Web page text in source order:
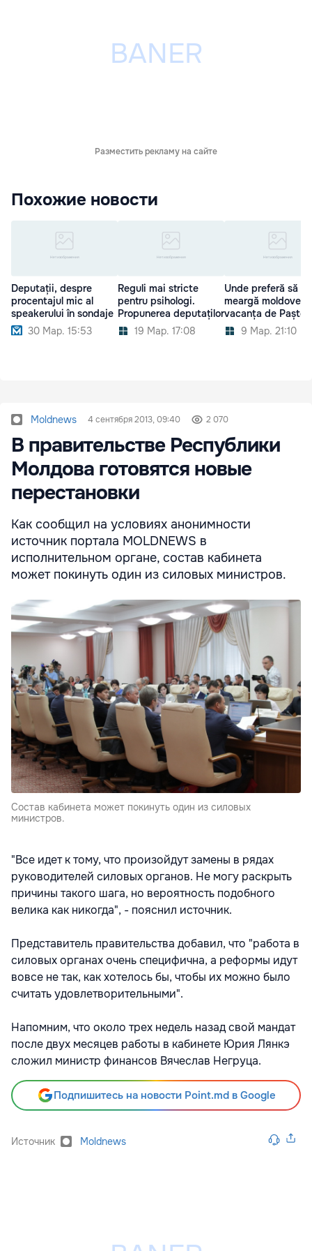
Разместить рекламу на сайте
Похожие новости
Deputații, despre
procentajul mic al
speakerului în sondaje
30 Мар. 15:53
Reguli mai stricte
pentru psihologi.
Propunerea deputaților
19 Мар. 17:08
Unde preferă să
meargă
vacanța de Paște
9 Мар. 21:10
Moldnews 4 сентября 2013, 09:40 2 070
В правительстве Республики
Молдова готовятся новые
перестановки
Как сообщил на условиях анонимности
источник портала MOLDNEWS в
исполнительном органе, состав кабинета
может покинуть один из силовых министров.
Состав кабинета может покинуть один из силовых
министров.
"Все идет к тому, что произойдут замены в рядах
руководителей силовых органов. Не могу раскрыть
причины такого шага, но вероятность подобного
велика как никогда", - пояснил источник.
Предcтавитель правительства добавил, что "работа в
силовых органах очень специфична, а реформы идут
вовсе не так, как хотелось бы, чтобы их можно было
считать удовлетворительными".
Напомним, что около трех недель назад свой мандат
после двух месяцев работы в кабинете Юрия Лянкэ
сложил министр финансов Вячеслав Негруца.
Подпишитесь на новости Point.md в Google
Источник Moldnews